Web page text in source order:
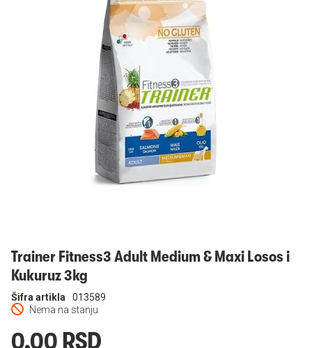
Trainer Fitness3 Adult Medium & Maxi Losos i
Kukuruz 3kg
Nema na stanju
Šifra artikla 013589
0,00 RSD